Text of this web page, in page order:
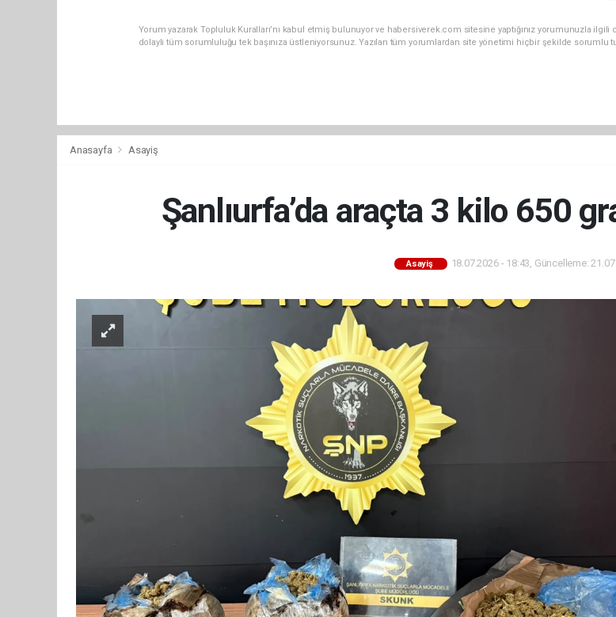
Yorum yazarak Topluluk Kuralları’nı kabul etmiş bulunuyor ve habersiverek.com sitesine yaptığınız yorumunuzla ilgili
dolaylı tüm sorumluluğu tek başınıza üstleniyorsunuz. Yazılan tüm yorumlardan site yönetimi hiçbir şekilde sorumlu
Anasayfa Asayiş
Şanlıurfa’da araçta 3 kilo 650
Asayiş 18.07.2026 - 18:43, Güncelleme: